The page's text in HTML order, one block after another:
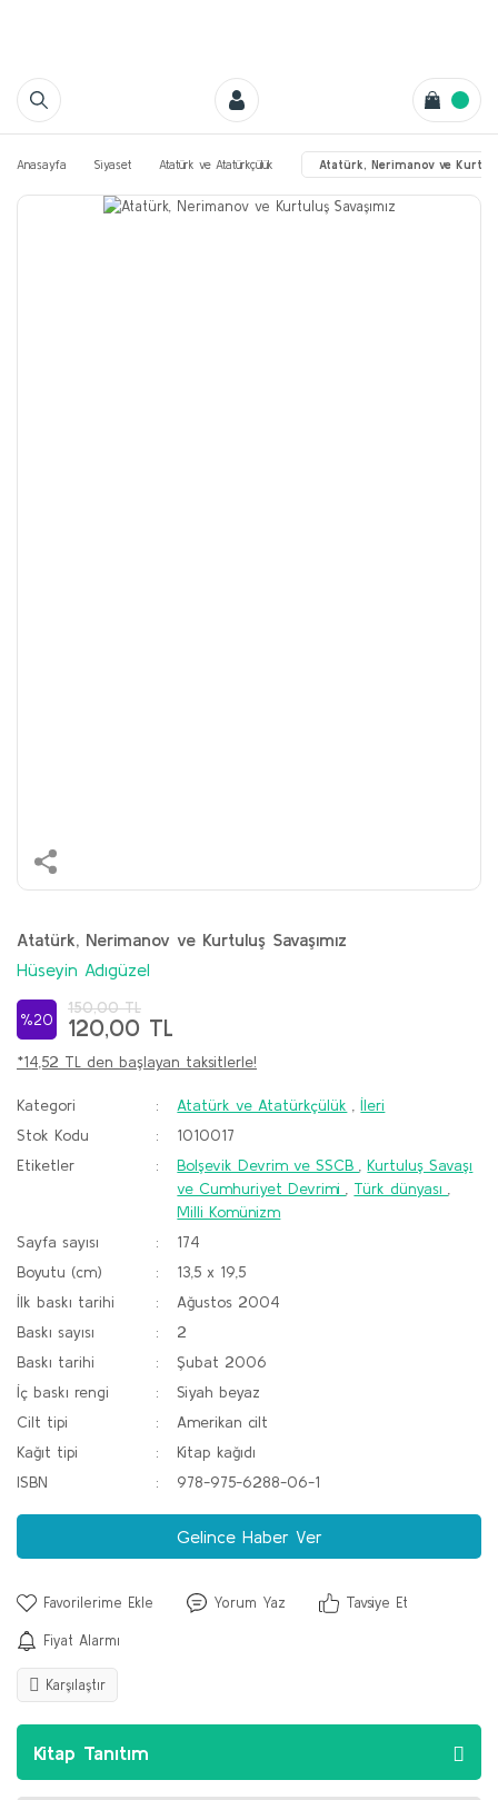
Anasayfa Siyaset Atatürk ve Atatürkçülük Atatürk, Nerimanov ve
Atatürk, Nerimanov ve Kurtuluş Savaşımız
Hüseyin Adıgüzel
%20
150,00 TL
120,00 TL
*14,52 TL den başlayan taksitlerle!
Kategori Atatürk ve Atatürkçülük ,İleri
Stok Kodu
1010017
Etiketler
Bolşevik Devrim ve SSCB ,Kurtuluş Savaşı
ve Cumhuriyet Devrimi
Türk dünyası
Milli Komünizm
Sayfa sayısı
174
Boyutu (cm)
13,5 x 19,5
İlk baskı tarihi
Ağustos 2004
Baskı sayısı
2
Baskı tarihi
Şubat 2006
İç baskı rengi
Siyah beyaz
Cilt tipi
Amerikan cilt
Kağıt tipi
Kitap kağıdı
ISBN
978-975-6288-06-1
Gelince Haber Ver
Yorum Yaz Tavsiye Et
Fiyat Alarmı
Karşılaştır
Kitap Tanıtım